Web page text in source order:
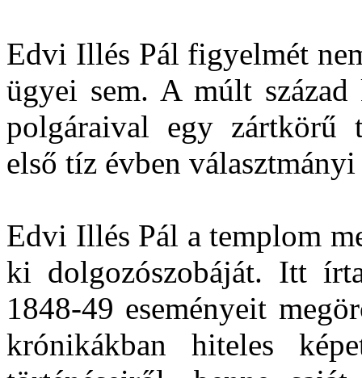
Edvi Illés Pál figyelmét
ügyei sem. A múlt
polgáraival egy zártkörű
első tíz évben
Edvi Illés Pál a templom
ki dolgozószobáját. Itt
1848-49 eseményeit
krónikákban hiteles